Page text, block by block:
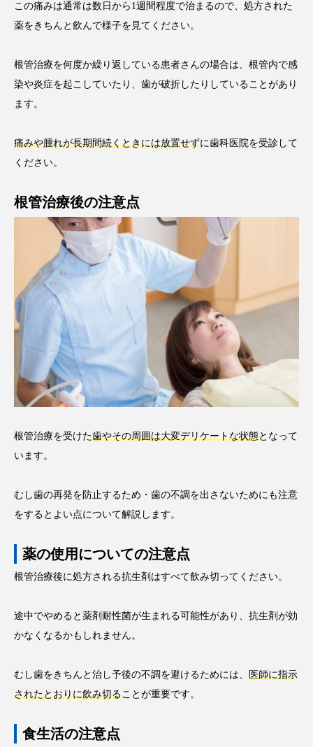
この痛みは通常は数日から1週間程度で治まるので、処方された
薬をきちんと飲んで様子を見てください。
根管治療を何度か繰り返している患者さんの場合は、根管内で感
染や炎症を起こしていたり、歯が破折したりしていることがあり
ます。
痛みや腫れが長期間続くときには放置せずに歯科医院を受診して
ください。
根管治療後の注意点
根管治療を受けた歯やその周囲は大変デリケートな状態となって
います。
むし歯の再発を防止するため・歯の不調を出さないためにも注意
をするとよい点について解説します。
薬の使用についての注意点
根管治療後に処方される抗生剤はすべて飲み切ってください。
途中でやめると薬剤耐性菌が生まれる可能性があり、抗生剤が効
かなくなるかもしれません。
むし歯をきちんと治し予後の不調を避けるためには、 医師に指示
されたとおりに飲み切ることが重要です。
食生活の注意点